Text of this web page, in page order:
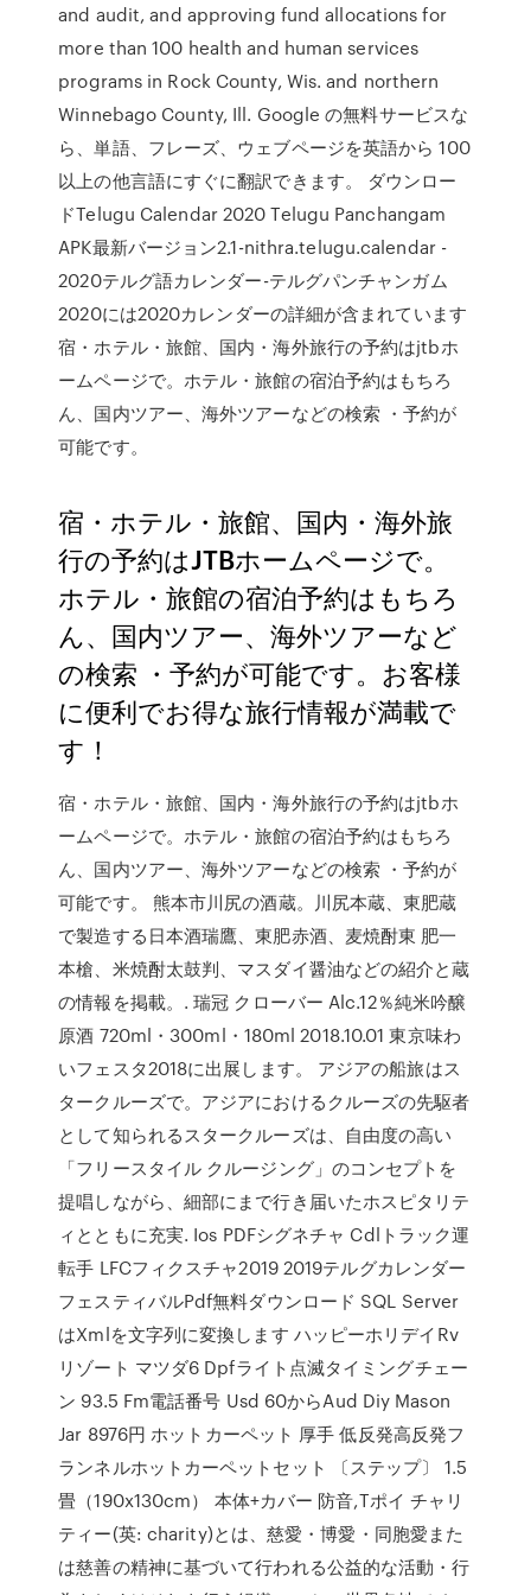
and audit, and approving fund allocations for
more than 100 health and human services
programs in Rock County, Wis. and northern
Winnebago County, Ill. Google の無料サービスな
ら、単語、フレーズ、ウェブページを英語から 100
以上の他言語にすぐに翻訳できます。 ダウンロー
ドTelugu Calendar 2020 Telugu Panchangam
APK最新バージョン2.1-nithra.telugu.calendar -
2020テルグ語カレンダー-テルグパンチャンガム
2020には2020カレンダーの詳細が含まれています
宿・ホテル・旅館、国内・海外旅行の予約はjtbホ
ームページで。ホテル・旅館の宿泊予約はもちろ
ん、国内ツアー、海外ツアーなどの検索 ・予約が
可能です。
宿・ホテル・旅館、国内・海外旅
行の予約はJTBホームページで。
ホテル・旅館の宿泊予約はもちろ
ん、国内ツアー、海外ツアーなど
の検索 ・予約が可能です。お客様
に便利でお得な旅行情報が満載で
す！
宿・ホテル・旅館、国内・海外旅行の予約はjtbホ
ームページで。ホテル・旅館の宿泊予約はもちろ
ん、国内ツアー、海外ツアーなどの検索 ・予約が
可能です。 熊本市川尻の酒蔵。川尻本蔵、東肥蔵
で製造する日本酒瑞鷹、東肥赤酒、麦焼酎東 肥一
本槍、米焼酎太鼓判、マスダイ醤油などの紹介と蔵
の情報を掲載。. 瑞冠 クローバー Alc.12％純米吟醸
原酒 720ml・300ml・180ml 2018.10.01 東京味わ
いフェスタ2018に出展します。 アジアの船旅はス
タークルーズで。アジアにおけるクルーズの先駆者
として知られるスタークルーズは、自由度の高い
「フリースタイル クルージング」のコンセプトを
提唱しながら、細部にまで行き届いたホスピタリテ
ィとともに充実. Ios PDFシグネチャ Cdlトラック運
転手 LFCフィクスチャ2019 2019テルグカレンダー
フェスティバルPdf無料ダウンロード SQL Server
はXmlを文字列に変換します ハッピーホリデイRv
リゾート マツダ6 Dpfライト点滅タイミングチェー
ン 93.5 Fm電話番号 Usd 60からAud Diy Mason
Jar 8976円 ホットカーペット 厚手 低反発高反発フ
ランネルホットカーペットセット 〔ステップ〕 1.5
畳（190x130cm） 本体+カバー 防音,Tポイ チャリ
ティー(英: charity)とは、慈愛・博愛・同胞愛また
は慈善の精神に基づいて行われる公益的な活動・行